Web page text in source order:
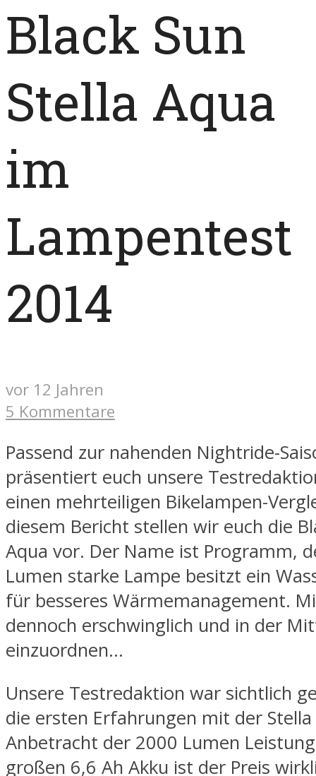
Black Sun
Stella Aqua
im
Lampentest
2014
vor 12 Jahren
5 Kommentare
Passend zur nahenden Nightride-
präsentiert euch unsere
einen mehrteiligen Bikelampen-
diesem Bericht stellen wir euch die
Aqua vor. Der Name ist Programm,
Lumen starke Lampe besitzt ein
für besseres Wärmemanagement.
dennoch erschwinglich und in der
einzuordnen…
Unsere Testredaktion war sichtlich
die ersten Erfahrungen mit der Stella
Anbetracht der 2000 Lumen
großen 6,6 Ah Akku ist der Preis